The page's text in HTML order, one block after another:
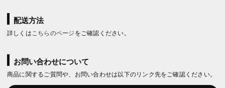
配送方法
詳しくは こちらのページをご確認ください。
お問い合わせについて
商品に関するご質問や、お問い合わせは以下のリンク先をご確認ください。